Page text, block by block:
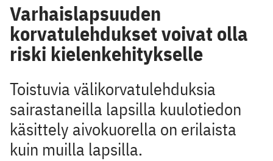
Varhaislapsuuden
korvatulehdukset voivat olla
riski kielenkehitykselle
Toistuvia välikorvatulehduksia
sairastaneilla lapsilla kuulotiedon
käsittely aivokuorella on erilaista
kuin muilla lapsilla.